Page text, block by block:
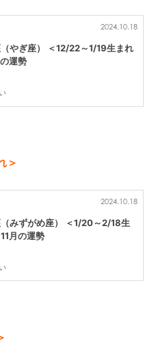
2024.10.18
やぎ座） ＜12/22～1/19生まれ
運勢
＞
2024.10.18
みずがめ座） ＜1/20～2/18生
月の運勢